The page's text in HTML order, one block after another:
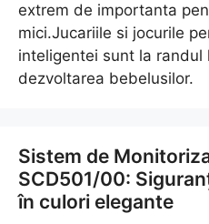
extrem de importanta
mici.Jucariile si jocurile
inteligentei sunt la
dezvoltarea bebelusilor.
Sistem de
SCD501/00:
în culori elegante